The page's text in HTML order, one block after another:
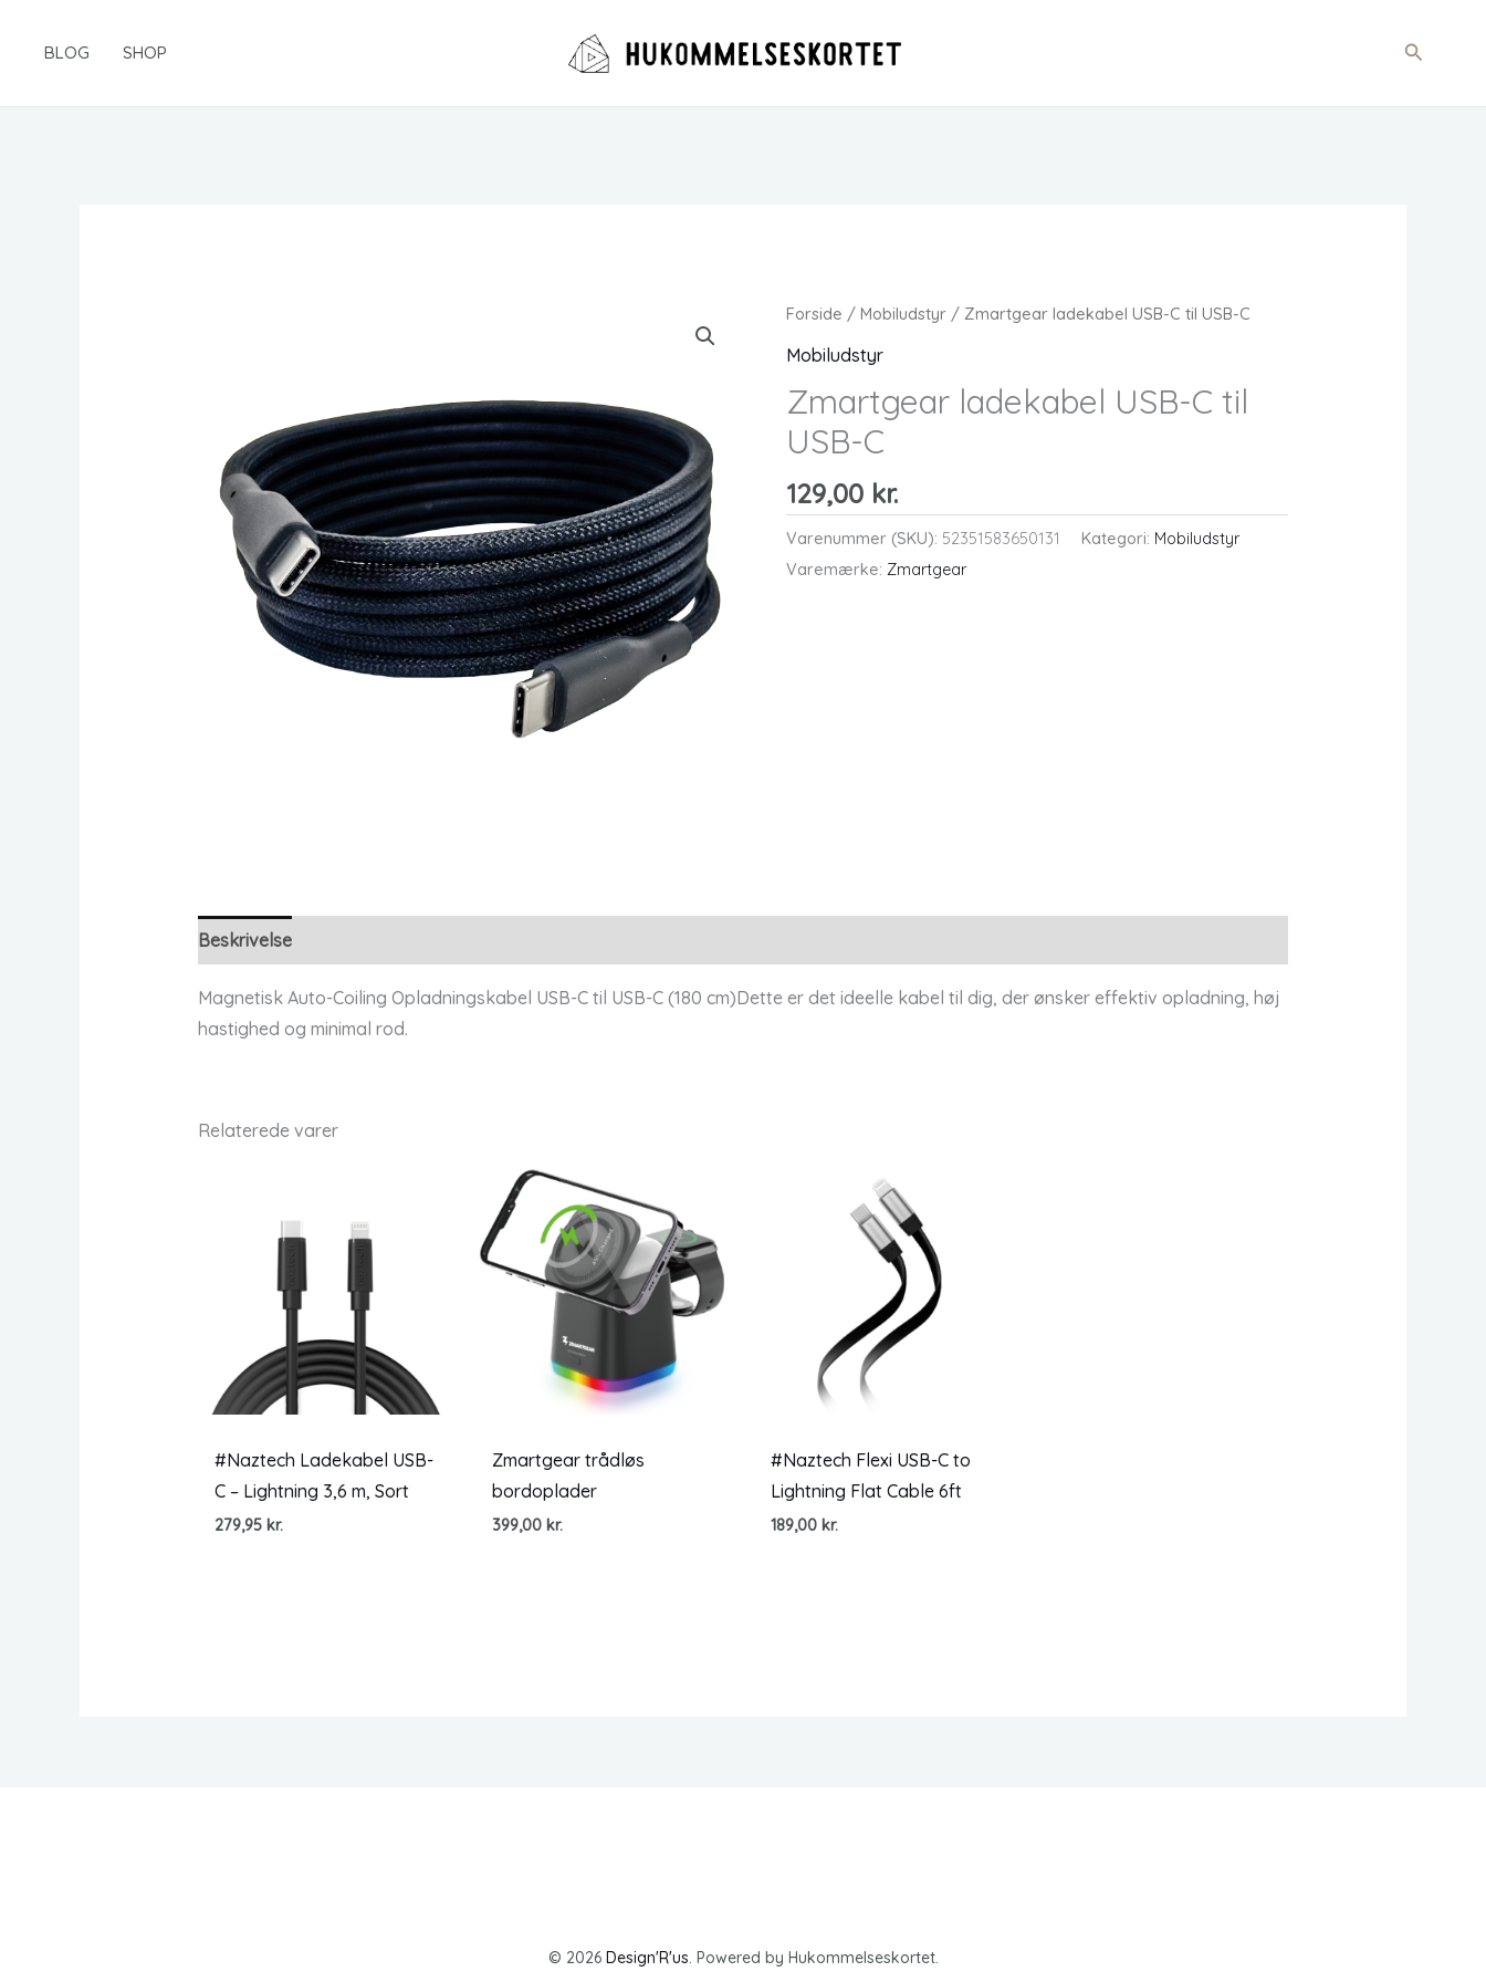
BLOG SHOP Søg
Forside /Mobiludstyr / Zmartgear ladekabel USB-C til USB-C
Mobiludstyr
Zmartgear ladekabel USB-C til
USB-C
129,00 kr.
Varenummer (SKU): 52351583650131 Kategori: Mobiludstyr
Varemærke:Zmartgear
Beskrivelse
Magnetisk Auto-Coiling Opladningskabel USB-C til USB-C (180 cm)Dette er det ideelle kabel til dig, der ønsker effektiv opladning, høj
hastighed og minimal rod.
Relaterede varer
#Naztech Ladekabel USB-
C – Lightning 3,6 m, Sort
279,95 kr.
Zmartgear trådløs
bordoplader
399,00 kr.
#Naztech Flexi USB-C to
Lightning Flat Cable 6ft
189,00 kr.
© 2026 Design'R'us. Powered by Hukommelseskortet.